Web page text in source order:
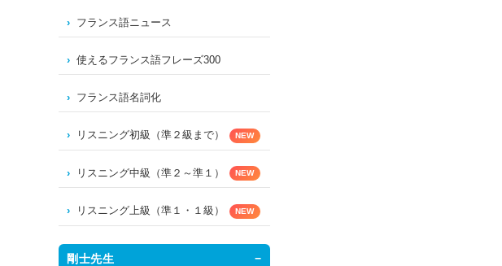
フランス語ニュース
使えるフランス語フレーズ300
フランス語名詞化
リスニング初級（準２級まで） NEW
リスニング中級（準２～準１） NEW
リスニング上級（準１・１級） NEW
剛士先生